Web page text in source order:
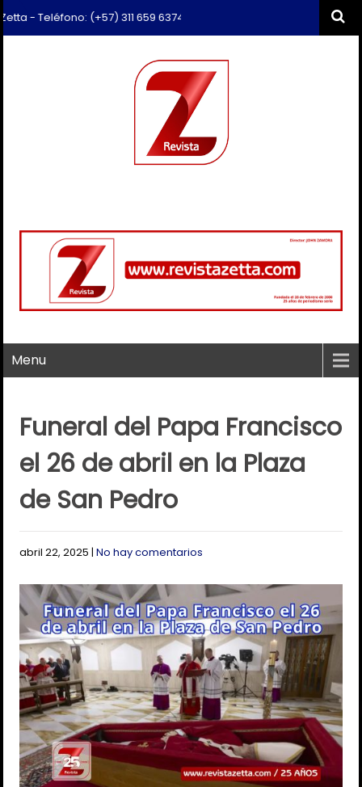
Teléfono: (+57) 311 659 6374 - Correo: revista.zetta@gmail.com
Menu
Funeral del Papa Francisco
el 26 de abril en la Plaza
de San Pedro
abril 22, 2025 |No hay comentarios